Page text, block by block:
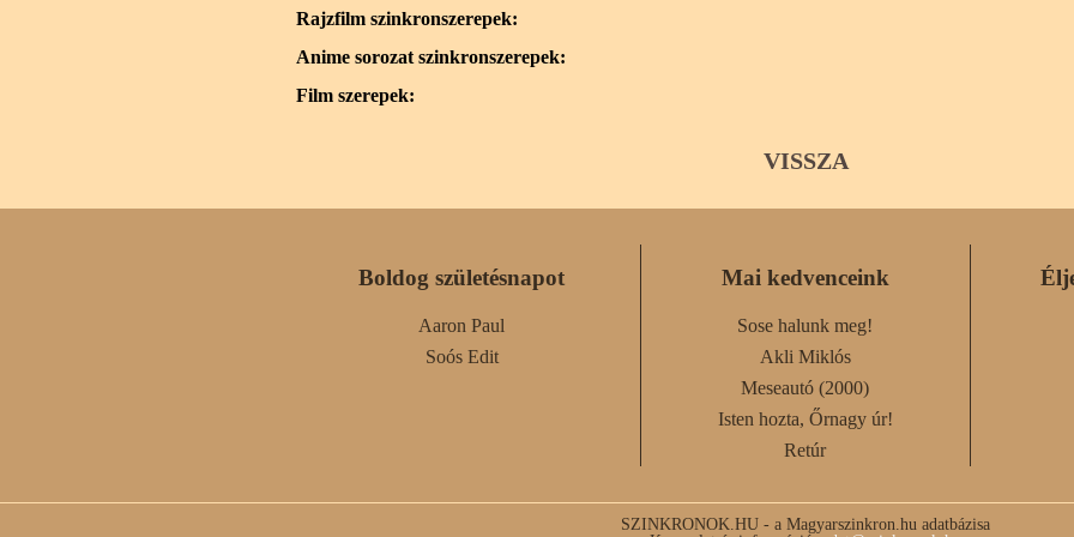
Rajzfilm szinkronszerepek:
Anime sorozat szinkronszerepek:
Film szerepek:
VISSZA
Boldog születésnapot
Aaron Paul
Soós Edit
Mai kedvenceink
Sose halunk meg!
Akli Miklós
Meseautó (2000)
Isten hozta, Őrnagy úr!
Retúr
SZINKRONOK.HU - a Magyarszinkron.hu adatbázisa